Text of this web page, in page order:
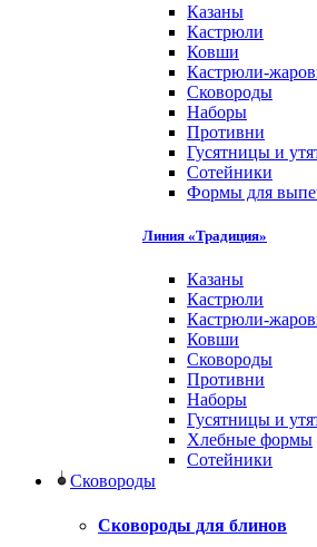
Казаны
Кастрюли
Ковши
Кастрюли-
Сковороды
Наборы
Противни
Гусятницы и
Сотейники
Формы для
Линия «Традиция»
Казаны
Кастрюли
Кастрюли-
Ковши
Сковороды
Противни
Наборы
Гусятницы и
Хлебные формы
Сотейники
Сковороды
Сковороды для блинов